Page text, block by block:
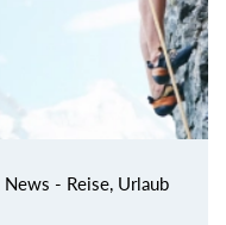
- Reise, Urlaub